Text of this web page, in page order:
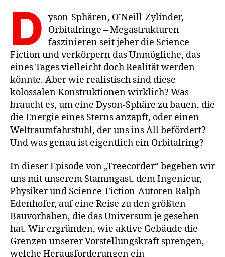
D yson-Sphären, O’Neill-Zylinder,
Orbitalringe – Megastrukturen
faszinieren seit jeher die Science-
Fiction und verkörpern das Unmögliche, das
eines Tages vielleicht doch Realität werden
könnte. Aber wie realistisch sind diese
kolossalen Konstruktionen wirklich? Was
braucht es, um eine Dyson-Sphäre zu bauen, die
die Energie eines Sterns anzapft, oder einen
Weltraumfahrstuhl, der uns ins All befördert?
Und was genau ist eigentlich ein Orbitalring?
In dieser Episode von „Treecorder“ begeben wir
uns mit unserem Stammgast, dem Ingenieur,
Physiker und Science-Fiction-Autoren Ralph
Edenhofer, auf eine Reise zu den größten
Bauvorhaben, die das Universum je gesehen
hat. Wir ergründen, wie aktive Gebäude die
Grenzen unserer Vorstellungskraft sprengen,
welche Herausforderungen ein